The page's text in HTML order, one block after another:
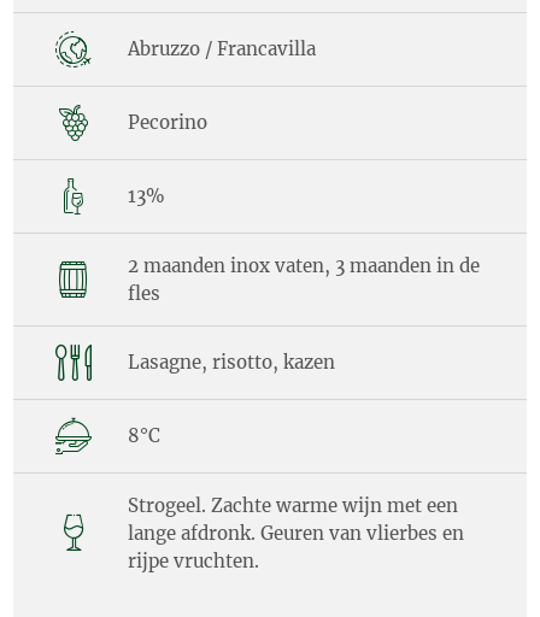
Abruzzo / Francavilla
Pecorino
13%
2 maanden inox vaten, 3 maanden in de
fles
Lasagne, risotto, kazen
8°C
Strogeel. Zachte warme wijn met een
lange afdronk. Geuren van vlierbes en
rijpe vruchten.